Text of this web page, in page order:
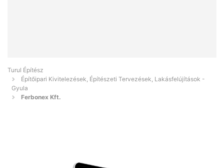
Turul Építész
Építőipari Kivitelezések, Építészeti Tervezések, Lakásfelújítások -
Gyula
Ferbonex Kft.